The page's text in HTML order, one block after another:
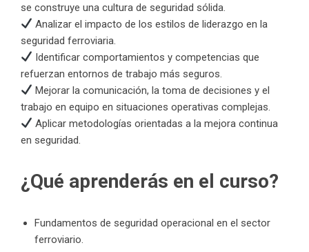
se construye una cultura de seguridad sólida.
Analizar el impacto de los estilos de liderazgo en la
seguridad ferroviaria.
Identificar comportamientos y competencias que
refuerzan entornos de trabajo más seguros.
Mejorar la comunicación, la toma de decisiones y el
trabajo en equipo en situaciones operativas complejas.
Aplicar metodologías orientadas a la mejora continua
en seguridad.
¿Qué aprenderás en el curso?
Fundamentos de seguridad operacional en el sector
ferroviario.